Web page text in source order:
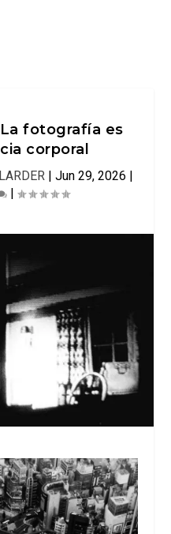
fotografía es
corporal
| Jun 29, 2026 |
|